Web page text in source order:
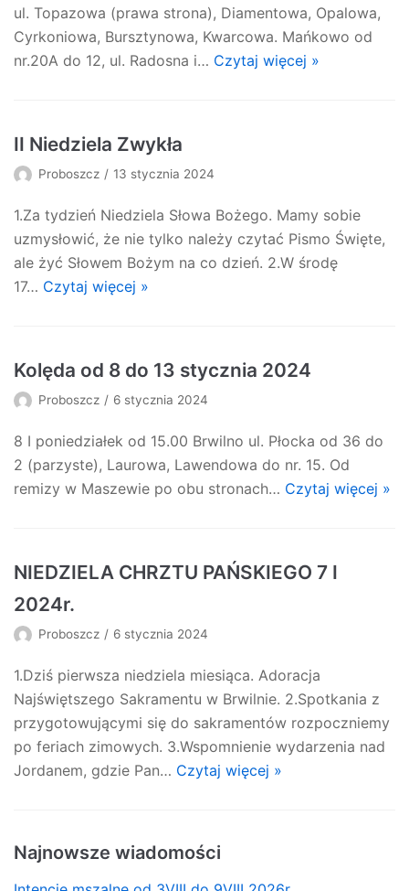
ul. Topazowa (prawa strona), Diamentowa, Opalowa,
Cyrkoniowa, Bursztynowa, Kwarcowa. Mańkowo od
nr.20A do 12, ul. Radosna i… Czytaj więcej »
II Niedziela Zwykła
Proboszcz 13 stycznia 2024
1.Za tydzień Niedziela Słowa Bożego. Mamy sobie
uzmysłowić, że nie tylko należy czytać Pismo Święte,
ale żyć Słowem Bożym na co dzień. 2.W środę
17… Czytaj więcej »
Kolęda od 8 do 13 stycznia 2024
Proboszcz 6 stycznia 2024
8 I poniedziałek od 15.00 Brwilno ul. Płocka od 36 do
2 (parzyste), Laurowa, Lawendowa do nr. 15. Od
remizy w Maszewie po obu stronach… Czytaj więcej »
NIEDZIELA CHRZTU PAŃSKIEGO 7 I
2024r.
Proboszcz 6 stycznia 2024
1.Dziś pierwsza niedziela miesiąca. Adoracja
Najświętszego Sakramentu w Brwilnie. 2.Spotkania z
przygotowującymi się do sakramentów rozpoczniemy
po feriach zimowych. 3.Wspomnienie wydarzenia nad
Jordanem, gdzie Pan… Czytaj więcej »
Najnowsze wiadomości